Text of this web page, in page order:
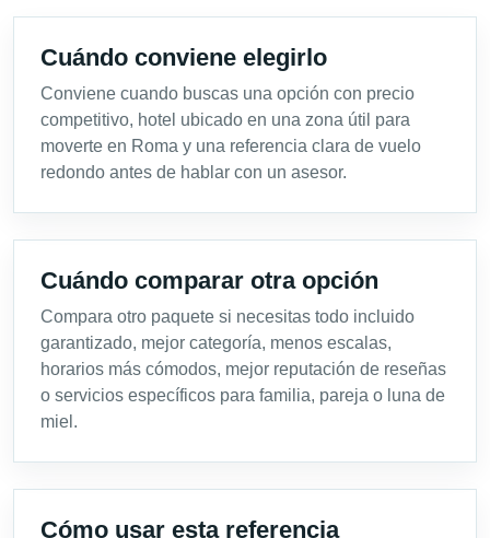
Cuándo conviene elegirlo
Conviene cuando buscas una opción con precio
competitivo, hotel ubicado en una zona útil para
moverte en Roma y una referencia clara de vuelo
redondo antes de hablar con un asesor.
Cuándo comparar otra opción
Compara otro paquete si necesitas todo incluido
garantizado, mejor categoría, menos escalas,
horarios más cómodos, mejor reputación de reseñas
o servicios específicos para familia, pareja o luna de
miel.
Cómo usar esta referencia